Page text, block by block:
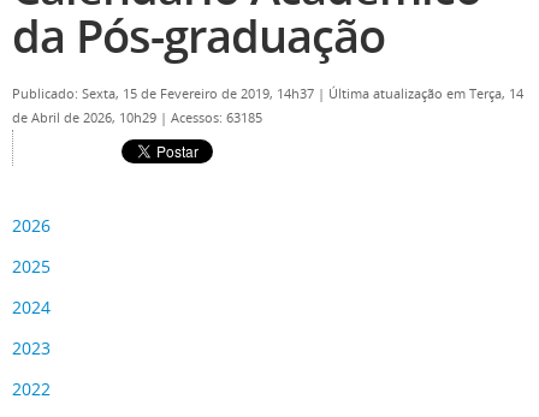
da Pós-graduação
Publicado: Sexta, 15 de Fevereiro de 2019, 14h37 | Última atualização em Terça, 14
de Abril de 2026, 10h29 | Acessos: 63185
2026
2025
2024
2023
2022